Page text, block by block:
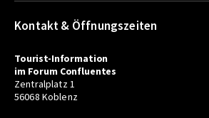
Kontakt & Öffnungszeiten
Tourist-Information
im Forum Confluentes
Zentralplatz 1
56068 Koblenz